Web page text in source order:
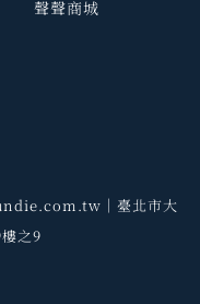
聲聲商城
｜臺北市大
之9